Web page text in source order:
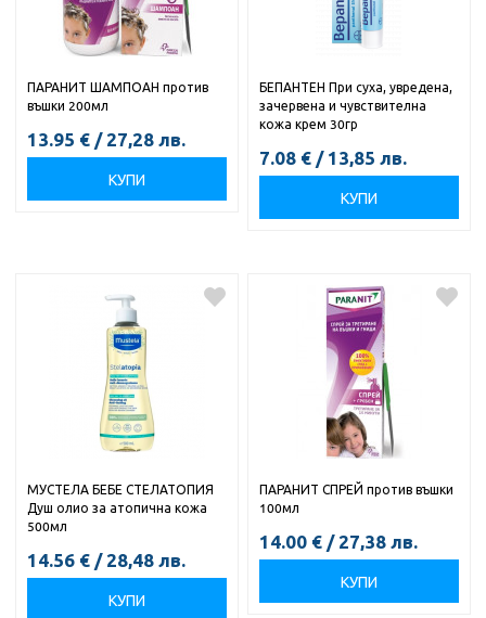
ПАРАНИТ ШАМПОАН против
въшки 200мл
13.95 € / 27,28 лв.
КУПИ
БЕПАНТЕН При суха, увредена,
зачервена и чувствителна
кожа крем 30гр
7.08 € / 13,85 лв.
КУПИ
МУСТЕЛА БЕБЕ СТЕЛАТОПИЯ
Душ олио за атопична кожа
500мл
14.56 € / 28,48 лв.
КУПИ
ПАРАНИТ СПРЕЙ против въшки
100мл
14.00 € / 27,38 лв.
КУПИ